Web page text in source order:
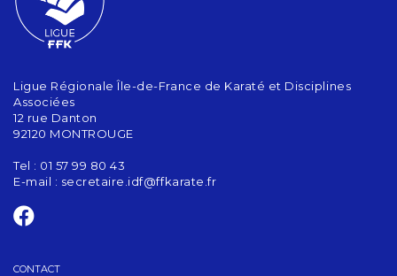
Ligue Régionale Île-de-France de Karaté et Disciplines
Associées
12 rue Danton
92120 MONTROUGE
Tel : 01 57 99 80 43
E-mail : secretaire.idf@ffkarate.fr
CONTACT